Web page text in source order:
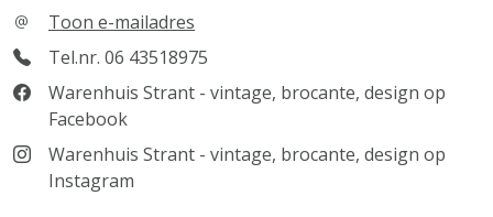
Toon e-mailadres
Tel.nr. 06 43518975
Warenhuis Strant - vintage, brocante, design op
Facebook
Warenhuis Strant - vintage, brocante, design op
Instagram